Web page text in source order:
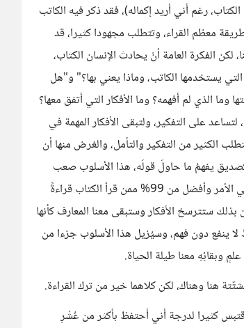
رغم أني أريد إكماله)، فقد ذكر فيه الكاتب
معظم القراء، وتتطلب مجهودا كثيرا، قد
الفكرة العامة أنْ يحادث الإنسان الكتاب،
يستخدمها الكاتب، وماذا يعني بها؟" و"هل
الذي لم أفهمه؟ وما الأفكار التي أتفق معها؟
لتساعد على التفكير، ولتبقى الأفكار المهمة في
الكثير من التفكير والتأمل، والغرض منها أن
يفهمُ ما حاولَ قولَه، هذا الأسلوب صعب
جدا، لكن منافعه عظيمة، إذ يمكن به أن يكون علمُ القارئ بمرتبة علمِ الكاتب في الأمر وأفضل من 99% ممن قرأ الكتاب قراءةً
ستترسخ الأفكار وستبقى معنا المعارف كأنها
ينفع دون فهم، وسيُزيل هذا الأسلوب جزءا من
وبقائِهِ معنا طيلة الحياة.
هنا وهناك، لكن كلاهما خير من ترك القراءة.
كثيرا لدرجة أني أحتفظ بأكثر من عُشْرِ